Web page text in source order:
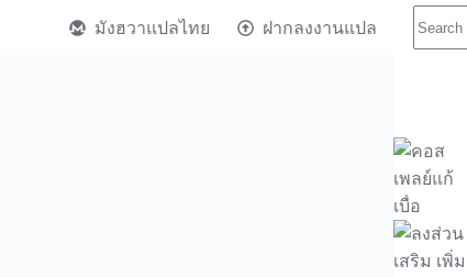
มังฮวาแปลไทย ฝากลงงานแปล